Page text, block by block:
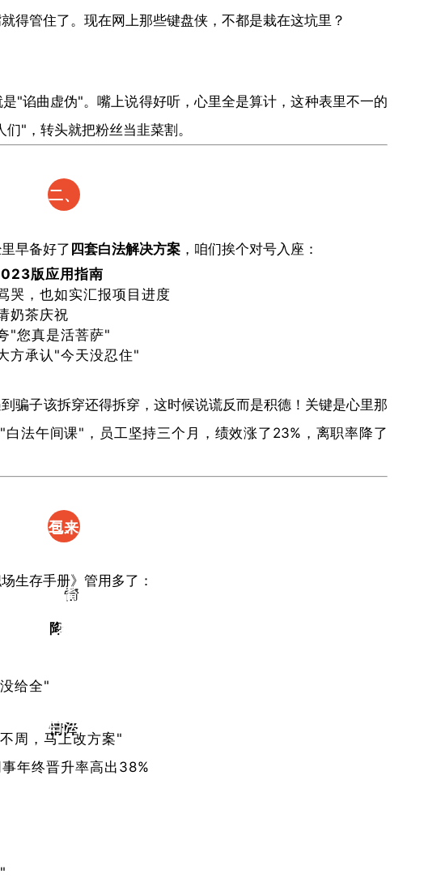
得管住了。现在网上那些键盘侠，不都是栽在这坑里？
"谄曲虚伪"。嘴上说得好听，心里全是算计，这种表里不一的
"，转头就把粉丝当韭菜割。
二、​
黑法
对号
入
座？
别
慌！
包来
地情
降
情降
了吗
早备好了​ ​四套白法解决方案​ ​，咱们挨个对号入座：
版应用指南​
哭，也如实汇报项目进度
奶茶庆祝
"您真是活菩萨"
方承认"今天没忍住"
骗子该拆穿还得拆穿，这时候说谎反而是积德！关键是心里那
法午间课"，员工坚持三个月，绩效涨了23%，离职率降了
三、​
社畜
必
白法
生存
生存手册》管用多了：
给全"
周，马上改方案"
年终晋升率高出38%